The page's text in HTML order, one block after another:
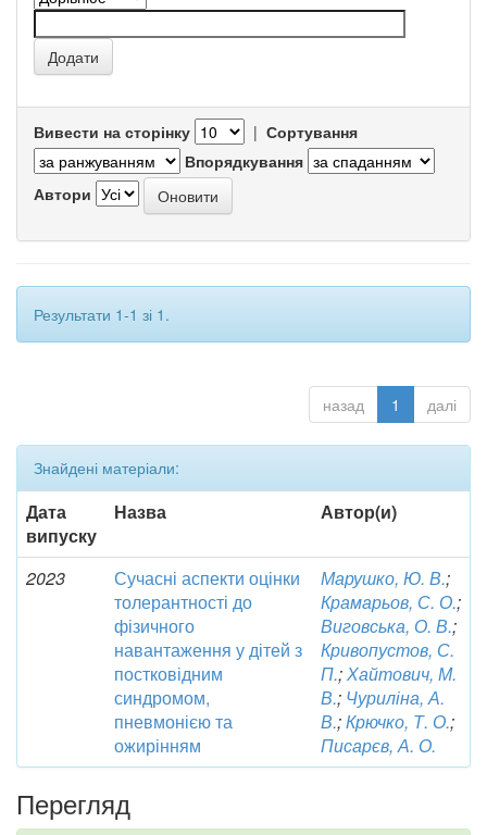
Вивести на сторінку | Сортування
Впорядкування
Автори
Результати 1-1 зі 1.
назад 1 далі
Знайдені матеріали:
Дата
випуску
Назва Автор(и)
2023
Сучасні аспекти оцінки
толерантності до
фізичного
навантаження у дітей з
постковідним
синдромом,
пневмонією та
ожирінням
Марушко, Ю. В.;
Крамарьов, С. О.;
Виговська, О. В.;
Кривопустов, С.
П.;Хайтович, М.
В.; Чуриліна, А.
В.;Крючко, Т. О.;
Писарєв, А. О.
Перегляд